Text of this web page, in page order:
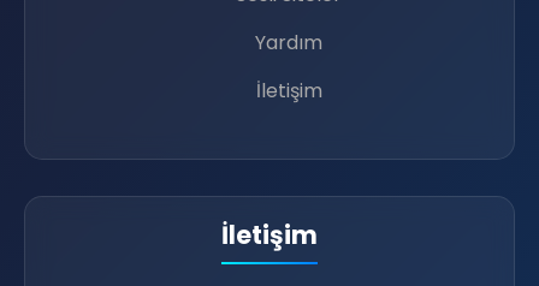
🗨️
Yardım
İletişim
İletişim